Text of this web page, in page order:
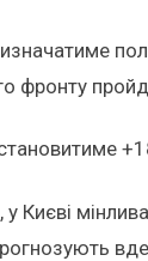
фронту
у Києві